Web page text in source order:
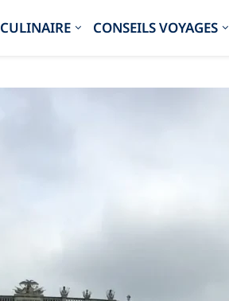
CONSEILS VOYAGES